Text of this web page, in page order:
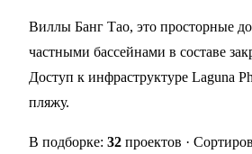
Виллы Банг Тао, это просторные
частными бассейнами в составе
Доступ к инфраструктуре Laguna
пляжу.
В подборке: 32 проектов ·